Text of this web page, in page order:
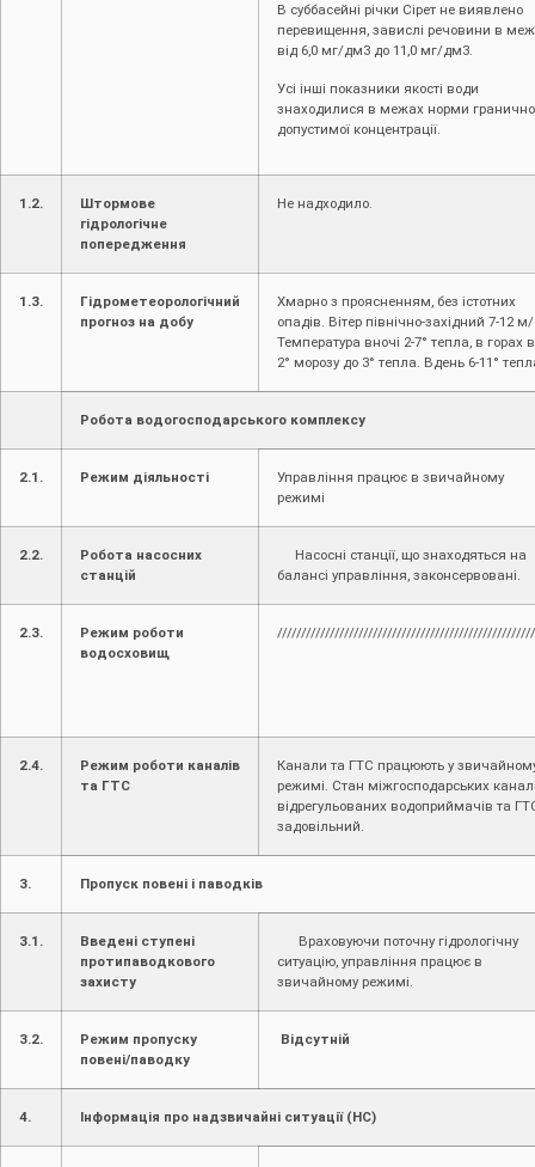
В суббасейні річки Сірет не виявлено
перевищення, завислі речовини в
від 6,0 мг/дм3 до 11,0 мг/дм3.
Усі інші показники якості води
знаходилися в межах норми гранично
допустимої концентрації.
1.2.
Штормове
гідрологічне
попередження
Не надходило.
1.3.
Гідрометеорологічний
прогноз на добу
Хмарно з проясненням, без істотних
опадів. Вітер північно-західний 7-12
Температура вночі 2-7° тепла, в горах
2° морозу до 3° тепла. Вдень 6-11°
Робота водогосподарського комплексу
2.1. Режим діяльності
Управління працює в звичайному
режимі
2.2.
Робота насосних
станцій
Насосні станції, що знаходяться на
балансі управління, законсервовані.
2.3.
Режим роботи
водосховищ
2.4.
Режим роботи каналів
та ГТС
Канали та ГТС працюють у
режимі. Стан міжгосподарських
відрегульованих водоприймачів та
задовільний.
3. Пропуск повені і паводків
3.1.
Введені ступені
протипаводкового
захисту
Враховуючи поточну гідрологічну
ситуацію, управління працює в
звичайному режимі.
3.2.
Режим пропуску
повені/паводку
Відсутній
4. Інформація про надзвичайні ситуації (НС)